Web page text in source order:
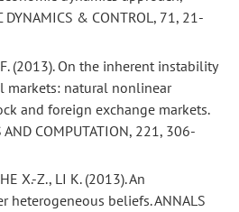
DYNAMICS & CONTROL, 71, 21-
F. (2013). On the inherent instability
natural nonlinear
and foreign exchange markets.
AND COMPUTATION, 221, 306-
X.-Z., LI K. (2013). An
heterogeneous beliefs. ANNALS